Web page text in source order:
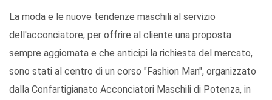
La moda e le nuove tendenze maschili al servizio
dell'acconciatore, per offrire al cliente una proposta
sempre aggiornata e che anticipi la richiesta del mercato,
sono stati al centro di un corso "Fashion Man", organizzato
dalla Confartigianato Acconciatori Maschili di Potenza, in